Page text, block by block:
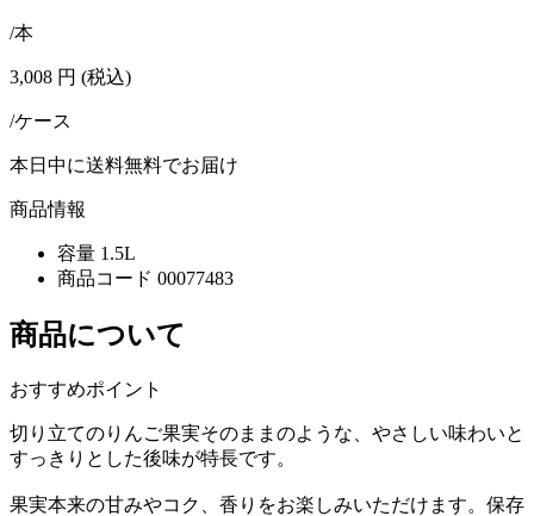
/本
3,008 円 (税込)
/ケース
本日中に送料無料でお届け
商品情報
容量 1.5L
商品コード 00077483
商品について
おすすめポイント
切り立てのりんご果実そのままのような、やさしい味わいと
すっきりとした後味が特長です。
果実本来の甘みやコク、香りをお楽しみいただけます。保存